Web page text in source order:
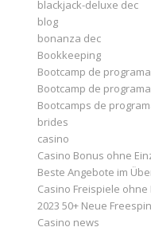
blackjack-deluxe dec
blog
bonanza dec
Bookkeeping
Bootcamp de
Bootcamp de
Bootcamps de
brides
casino
Casino Bonus ohne
Beste Angebote im
Casino Freispiele ohne
2023 50+ Neue
Casino news